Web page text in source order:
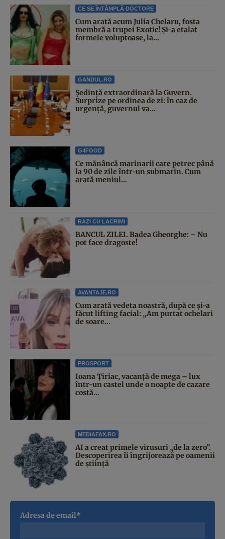
CE SE ÎNTÂMPLĂ DOCTORE
Cum arată acum Julia Chelaru, fosta
membră a trupei Exotic! Și-a etalat
formele voluptoase, la...
GANDUL.RO
Şedinţă extraordinară la Guvern.
Surprize pe ordinea de zi: în caz de
urgență, guvernul va...
G4FOOD
Ce mănâncă marinarii care petrec până
la 90 de zile într-un submarin. Cum
arată meniul...
RAZI CU LACRIMI
BANCUL ZILEI. Badea Gheorghe: – Nu
pot face dragoste!
AVANTAJE.RO
Cum arată vedeta noastră, după ce și-a
făcut lifting facial: „Am purtat ochelari
de soare...
PROSPORT
Ioana Țiriac, vacanță de mega – lux
într-un castel unde o noapte de cazare
costă...
MEDIAFAX.RO
AI a creat primele virusuri „de la zero”.
Descoperirea îi îngrijorează pe oamenii
de știință
Adresa de email*